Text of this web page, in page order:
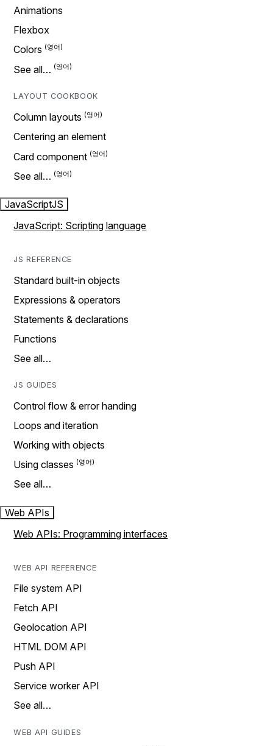
Animations
Flexbox
Colors
See all…
LAYOUT COOKBOOK
Column layouts
Centering an element
Card component
See all…
JavaScriptJS
JavaScript: Scripting language
JS REFERENCE
Standard built-in objects
Expressions & operators
Statements & declarations
Functions
See all…
JS GUIDES
Control flow & error handing
Loops and iteration
Working with objects
Using classes
See all…
Web APIs
Web APIs: Programming interfaces
WEB API REFERENCE
File system API
Fetch API
Geolocation API
HTML DOM API
Push API
Service worker API
See all…
WEB API GUIDES